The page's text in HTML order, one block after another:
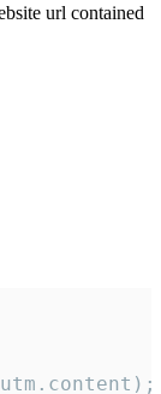
url contained